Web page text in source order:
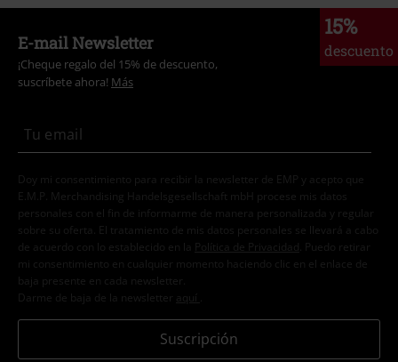
15%
descuento
E-mail Newsletter
¡Cheque regalo del 15% de descuento,
suscríbete ahora! Más
Doy mi consentimiento para recibir la newsletter de EMP y acepto que
E.M.P. Merchandising Handelsgesellschaft mbH procese mis datos
personales con el fin de informarme de manera personalizada y regular
sobre su oferta. El tratamiento de mis datos personales se llevará a cabo
de acuerdo con lo establecido en la
Política de Privacidad . Puedo retirar
mi consentimiento en cualquier momento haciendo clic en el enlace de
baja presente en cada newsletter.
Darme de baja de la newsletter
aquí
Suscripción